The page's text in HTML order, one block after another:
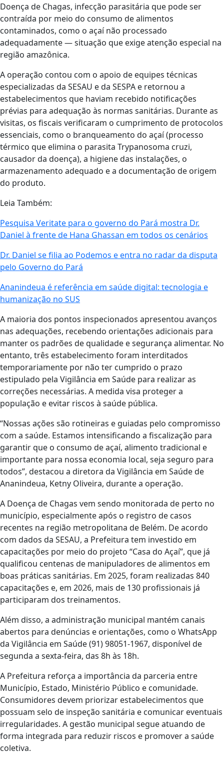
Doença de Chagas, infecção parasitária que pode ser
contraída por meio do consumo de alimentos
contaminados, como o açaí não processado
adequadamente — situação que exige atenção especial na
região amazônica.
A operação contou com o apoio de equipes técnicas
especializadas da SESAU e da SESPA e retornou a
estabelecimentos que haviam recebido notificações
prévias para adequação às normas sanitárias. Durante as
visitas, os fiscais verificaram o cumprimento de protocolos
essenciais, como o branqueamento do açaí (processo
térmico que elimina o parasita Trypanosoma cruzi,
causador da doença), a higiene das instalações, o
armazenamento adequado e a documentação de origem
do produto.
Leia Também:
Pesquisa Veritate para o governo do Pará mostra Dr.
Daniel à frente de Hana Ghassan em todos os cenários
Dr. Daniel se filia ao Podemos e entra no radar da disputa
pelo Governo do Pará
Ananindeua é referência em saúde digital: tecnologia e
humanização no SUS
A maioria dos pontos inspecionados apresentou avanços
nas adequações, recebendo orientações adicionais para
manter os padrões de qualidade e segurança alimentar. No
entanto, três estabelecimento foram interditados
temporariamente por não ter cumprido o prazo
estipulado pela Vigilância em Saúde para realizar as
correções necessárias. A medida visa proteger a
população e evitar riscos à saúde pública.
“Nossas ações são rotineiras e guiadas pelo compromisso
com a saúde. Estamos intensificando a fiscalização para
garantir que o consumo de açaí, alimento tradicional e
importante para nossa economia local, seja seguro para
todos”, destacou a diretora da Vigilância em Saúde de
Ananindeua, Ketny Oliveira, durante a operação.
A Doença de Chagas vem sendo monitorada de perto no
município, especialmente após o registro de casos
recentes na região metropolitana de Belém. De acordo
com dados da SESAU, a Prefeitura tem investido em
capacitações por meio do projeto “Casa do Açaí”, que já
qualificou centenas de manipuladores de alimentos em
boas práticas sanitárias. Em 2025, foram realizadas 840
capacitações e, em 2026, mais de 130 profissionais já
participaram dos treinamentos.
Além disso, a administração municipal mantém canais
abertos para denúncias e orientações, como o WhatsApp
da Vigilância em Saúde (91) 98051-1967, disponível de
segunda a sexta-feira, das 8h às 18h.
A Prefeitura reforça a importância da parceria entre
Município, Estado, Ministério Público e comunidade.
Consumidores devem priorizar estabelecimentos que
possuam selo de inspeção sanitária e comunicar eventuais
irregularidades. A gestão municipal segue atuando de
forma integrada para reduzir riscos e promover a saúde
coletiva.